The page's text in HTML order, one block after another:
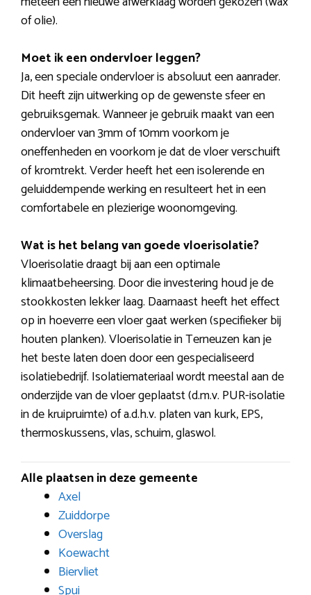
of olie).
Moet ik een ondervloer leggen?
Ja, een speciale ondervloer is absoluut een aanrader.
Dit heeft zijn uitwerking op de gewenste sfeer en
gebruiksgemak. Wanneer je gebruik maakt van een
ondervloer van 3mm of 10mm voorkom je
oneffenheden en voorkom je dat de vloer verschuift
of kromtrekt. Verder heeft het een isolerende en
geluiddempende werking en resulteert het in een
comfortabele en plezierige woonomgeving.
Wat is het belang van goede vloerisolatie?
Vloerisolatie draagt bij aan een optimale
klimaatbeheersing. Door die investering houd je de
stookkosten lekker laag. Daarnaast heeft het effect
op in hoeverre een vloer gaat werken (specifieker bij
houten planken). Vloerisolatie in Terneuzen kan je
het beste laten doen door een gespecialiseerd
isolatiebedrijf. Isolatiemateriaal wordt meestal aan de
onderzijde van de vloer geplaatst (d.m.v. PUR-isolatie
in de kruipruimte) of a.d.h.v. platen van kurk, EPS,
thermoskussens, vlas, schuim, glaswol.
Alle plaatsen in deze gemeente
Axel
Zuiddorpe
Overslag
Koewacht
Biervliet